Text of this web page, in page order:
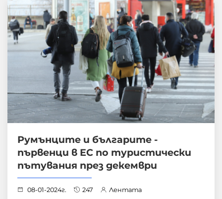
Румънците и българите -
първенци в ЕС по туристически
пътувания през декември
08-01-2024г. 247 Лентата